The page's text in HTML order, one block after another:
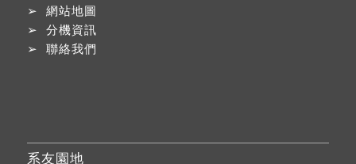
➢ 網站地圖
➢ 分機資訊
➢ 聯絡我們
系友園地